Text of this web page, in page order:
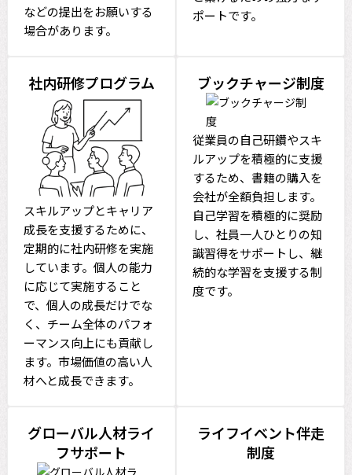
などの提出をお願いする
場合があります。
ポートです。
社内研修プログラム
スキルアップとキャリア
成長を支援するために、
定期的に社内研修を実施
しています。個人の能力
に応じて実施すること
で、個人の成長だけでな
く、チーム全体のパフォ
ーマンス向上にも貢献し
ます。市場価値の高い人
材へと成長できます。
ブックチャージ制度
従業員の自己研鑽やスキ
ルアップを積極的に支援
するため、書籍の購入を
会社が全額負担します。
自己学習を積極的に奨励
し、社員一人ひとりの知
識習得をサポートし、継
続的な学習を支援する制
度です。
グローバル人材ライ
フサポート
ライフイベント伴走
制度